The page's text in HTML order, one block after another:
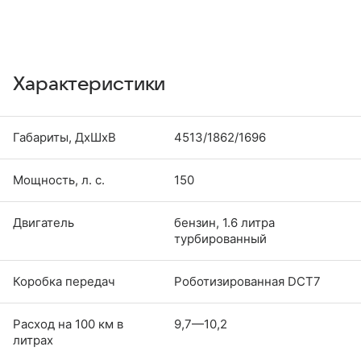
Характеристики
Габариты, ДхШхВ 4513/1862/1696
Мощность, л. с. 150
Двигатель
бензин, 1.6 литра
турбированный
Коробка передач Роботизированная DCT7
Расход на 100 км в
литрах
9,7—10,2